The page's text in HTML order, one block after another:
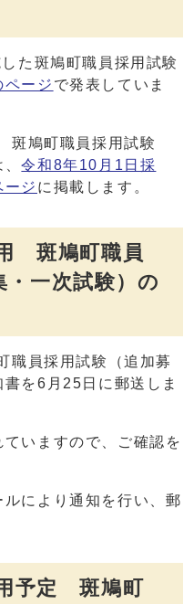
た斑鳩町職員採用試験
ページ で発表していま
鳩町職員採用試験
、令和8年10月1日採
ジ に掲載します。
斑鳩町職員
・一次試験）の
員採用試験（追加募
を6月25日に郵送しま
いますので、ご確認を
により通知を行い、郵
予定 斑鳩町